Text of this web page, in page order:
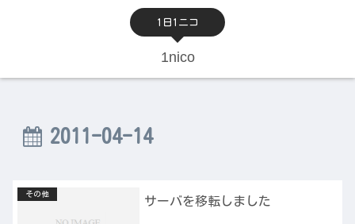
1日1ニコ
1nico
2011-04-14
その他
サーバを移転しました